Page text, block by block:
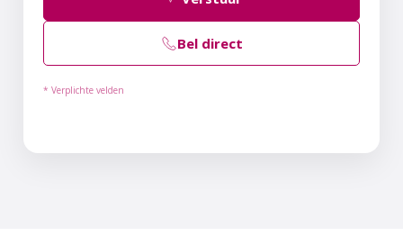
Bel direct
* Verplichte velden